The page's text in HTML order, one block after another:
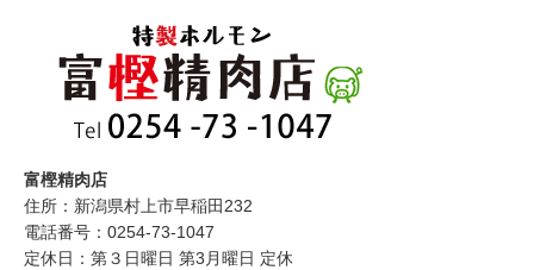
富樫精肉店
住所：新潟県村上市早稲田232
電話番号：0254-73-1047
定休日：第３日曜日 第3月曜日 定休